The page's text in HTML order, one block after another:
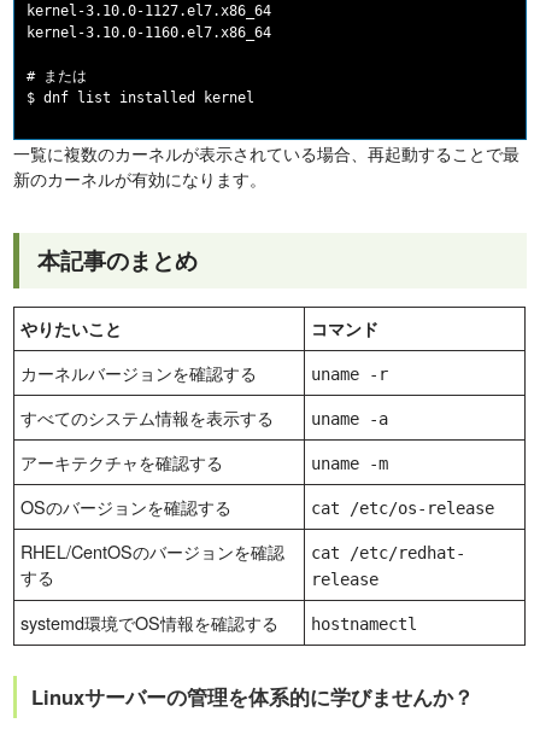
kernel-3.10.0-1127.el7.x86_64
kernel-3.10.0-1160.el7.x86_64
# または
一覧に複数のカーネルが表示されている場合、再起動することで最
新のカーネルが有効になります。
本記事のまとめ
やりたいこと コマンド
カーネルバージョンを確認する uname -r
すべてのシステム情報を表示する uname -a
アーキテクチャを確認する uname -m
OSのバージョンを確認する cat /etc/os-release
RHEL/CentOSのバージョンを確認
する
cat /etc/redhat-
release
systemd環境でOS情報を確認する hostnamectl
Linuxサーバーの管理を体系的に学びませんか？